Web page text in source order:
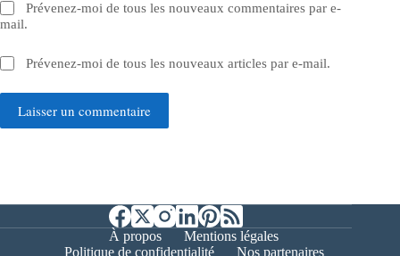
Prévenez-moi de tous les nouveaux commentaires par e-
mail.
Prévenez-moi de tous les nouveaux articles par e-mail.
Laisser un commentaire
À propos
Mentions légales
Politique de confidentialité
Nos partenaires